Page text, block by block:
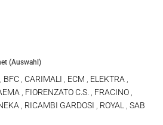
(Auswahl)
BFC CARIMALI ECM ELEKTRA
FIORENZATO C.S. FRACINO
RICAMBI GARDOSI ROYAL
SAB